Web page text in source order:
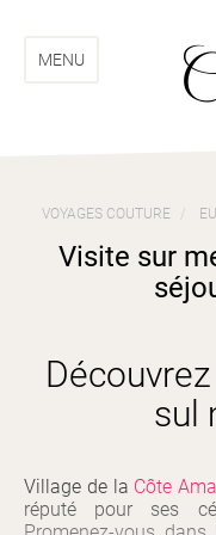
menu
contenuMENU
VOYAGES COUTURE
Visite sur
sul
Village de la Côte
réputé pour ses